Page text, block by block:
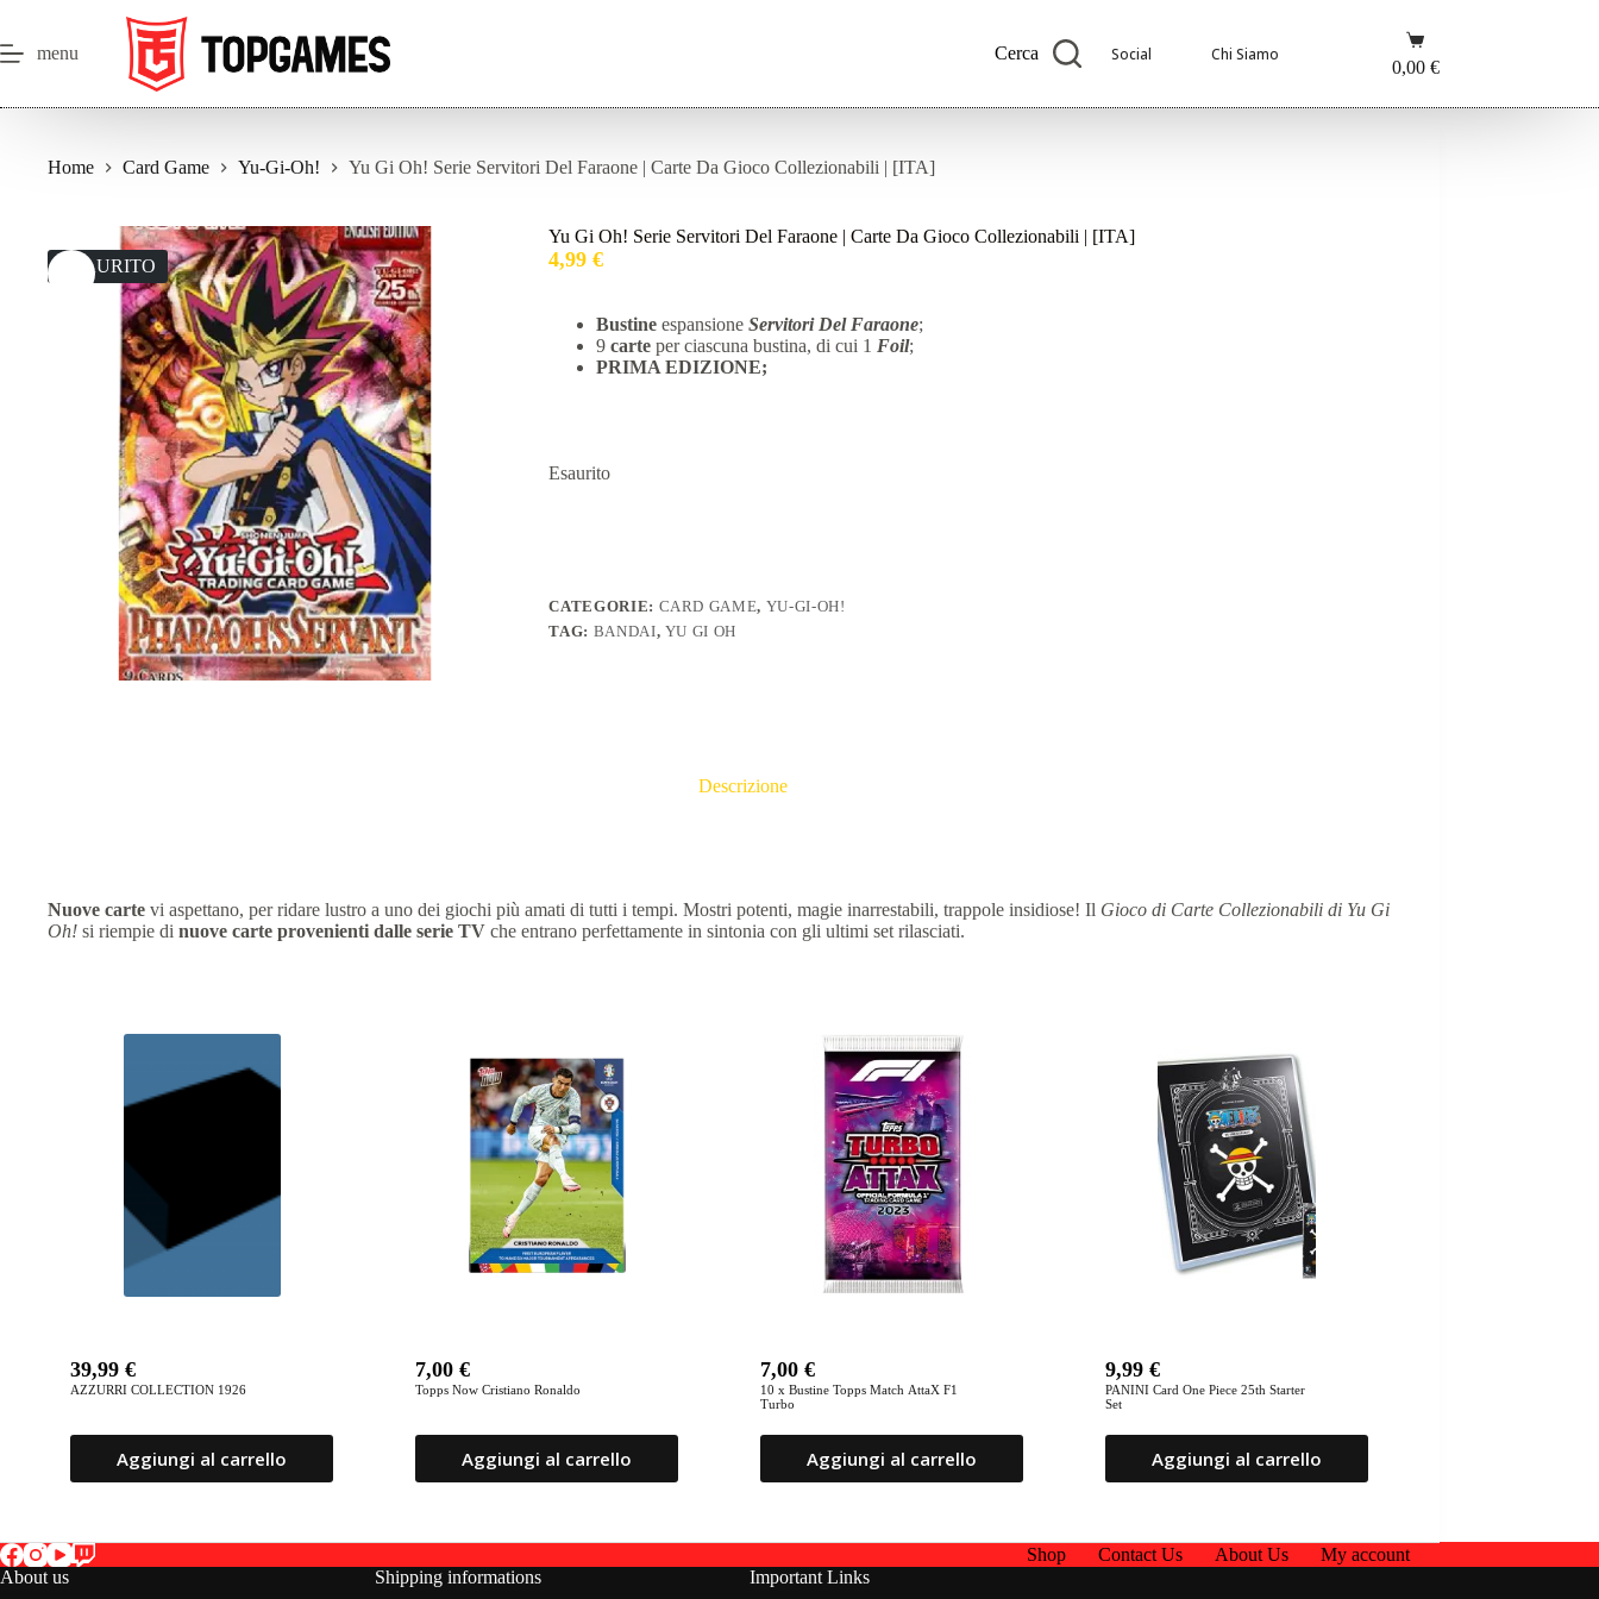
contenuto
menu Cerca Social Chi Siamo
Carrello
0,00 €
Home Card Game Yu-Gi-Oh! Yu Gi Oh! Serie Servitori Del Faraone | Carte Da Gioco Collezionabili | [ITA]
ESAURITO
Yu Gi Oh! Serie Servitori Del Faraone | Carte Da Gioco Collezionabili | [ITA]
4,99€
BustineespansioneServitori Del Faraone;
9 carteper ciascuna bustina, di cui 1 Foil;
PRIMA EDIZIONE;
Esaurito
CATEGORIE: CARD GAME, YU-GI-OH!
TAG: BANDAI, YU GI OH
Descrizione
Nuove carte vi aspettano, per ridare lustro a uno dei giochi più amati di tutti i tempi. Mostri potenti, magie inarrestabili, trappole insidiose! Il Gioco di Carte Collezionabili di Yu Gi
Oh! si riempie di nuove carte provenienti dalle serie TV che entrano perfettamente in sintonia con gli ultimi set rilasciati.
AZZURRI COLLECTION 1926
39,99€
Aggiungi al carrello
Topps Now Cristiano Ronaldo
7,00€
Aggiungi al carrello
10 x Bustine Topps Match AttaX F1
Turbo
7,00€
Aggiungi al carrello
PANINI Card One Piece 25th Starter
Set
9,99€
Aggiungi al carrello
Shop Contact Us About Us
My account
About us
Shipping informations Important Links